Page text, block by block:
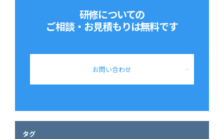
研修についての
ご相談・お見積もりは無料です
お問い合わせ
タグ